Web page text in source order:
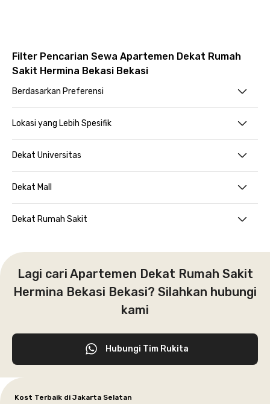
Filter Pencarian Sewa Apartemen Dekat Rumah
Sakit Hermina Bekasi Bekasi
Berdasarkan Preferensi
Lokasi yang Lebih Spesifik
Dekat Universitas
Dekat Mall
Dekat Rumah Sakit
Lagi cari Apartemen Dekat Rumah Sakit
Hermina Bekasi Bekasi? Silahkan hubungi
kami
Hubungi Tim Rukita
Kost Terbaik di Jakarta Selatan